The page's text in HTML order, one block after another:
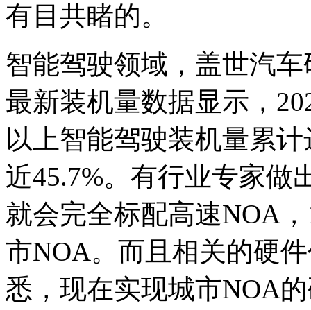
有目共睹的。
智能驾驶领域，盖世汽
最新装机量数据显示，
以上智能驾驶装机量累
近45.7%。有行业专家做
就会完全标配高速NOA
市NOA。而且相关的硬
悉，现在实现城市NOA